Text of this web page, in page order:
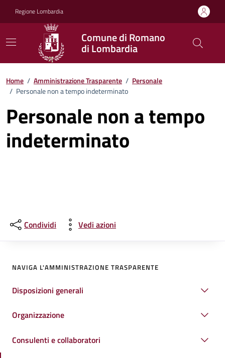
Regione Lombardia
Comune di Romano
di Lombardia
Home / Amministrazione Trasparente / Personale
/ Personale non a tempo indeterminato
Personale non a tempo
indeterminato
Condividi Vedi azioni
NAVIGA L'AMMINISTRAZIONE TRASPARENTE
Disposizioni generali
Organizzazione
Consulenti e collaboratori